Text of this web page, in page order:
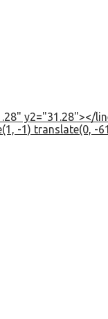
y2="31.28"></
-1) translate(0, -